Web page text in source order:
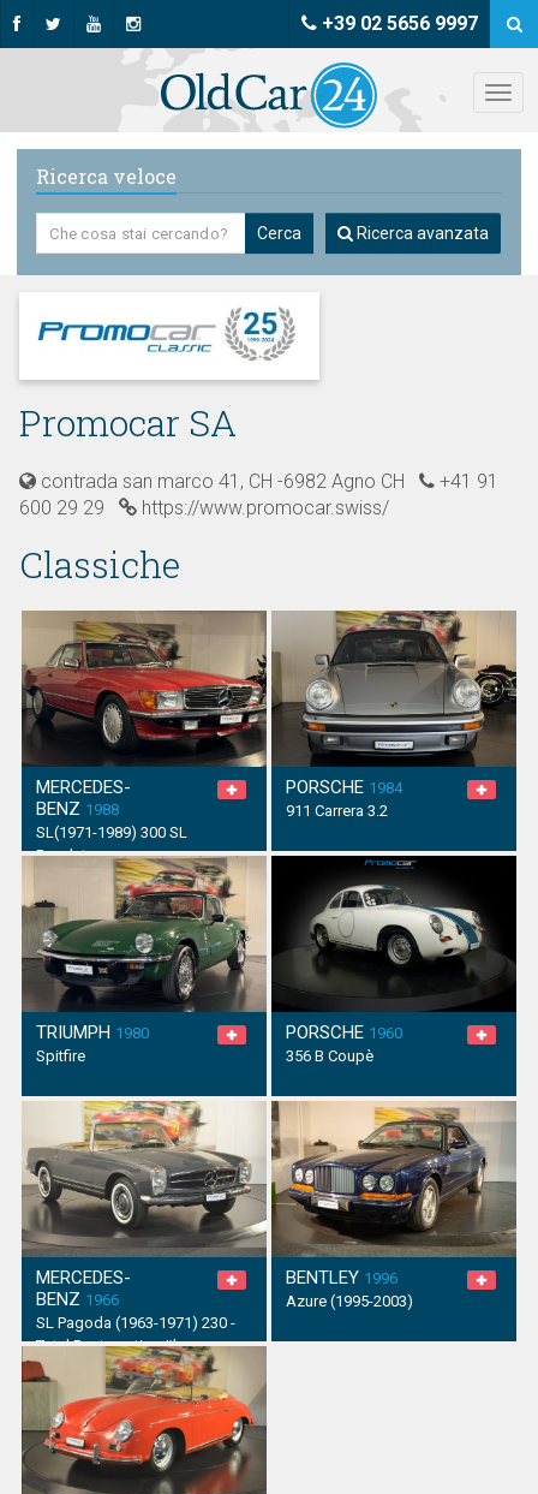
+39 02 5656 9997
Ricerca veloce
Cerca Ricerca avanzata
Promocar SA
contrada san marco 41, CH -6982 Agno CH
+41 91
600 29 29
https://www.promocar.swiss/
Classiche
MERCEDES-
BENZ 1988
SL(1971-1989) 300 SL
Roadster
PORSCHE 1984
911 Carrera 3.2
TRIUMPH 1980
Spitfire
PORSCHE 1960
356 B Coupè
MERCEDES-
BENZ 1966
SL Pagoda (1963-1971) 230 -
Total Restauration über
150'000.- Fr.
BENTLEY 1996
Azure (1995-2003)